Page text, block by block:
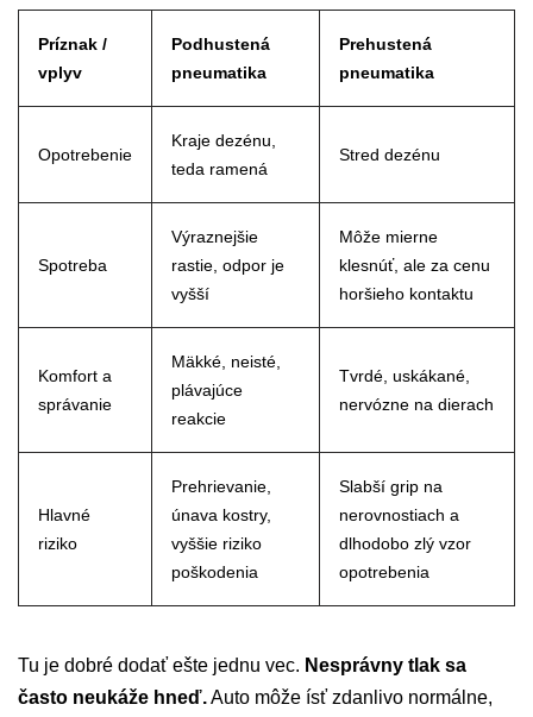
Príznak /
vplyv
Podhustená
pneumatika
Prehustená
pneumatika
Opotrebenie
Kraje dezénu,
teda ramená
Stred dezénu
Spotreba
Výraznejšie
rastie, odpor je
vyšší
Môže mierne
klesnúť, ale za cenu
horšieho kontaktu
Komfort a
správanie
Mäkké, neisté,
plávajúce
reakcie
Tvrdé, uskákané,
nervózne na dierach
Hlavné
riziko
Prehrievanie,
únava kostry,
vyššie riziko
poškodenia
Slabší grip na
nerovnostiach a
dlhodobo zlý vzor
opotrebenia
Tu je dobré dodať ešte jednu vec. Nesprávny tlak sa
často neukáže hneď.Auto môže ísť zdanlivo normálne,